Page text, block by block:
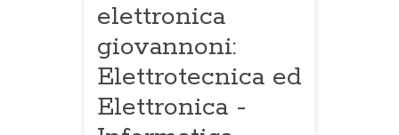
elettronica
giovannoni:
Elettrotecnica ed
Elettronica -